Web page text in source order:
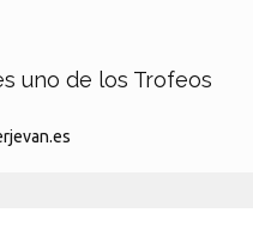
uno de los Trofeos